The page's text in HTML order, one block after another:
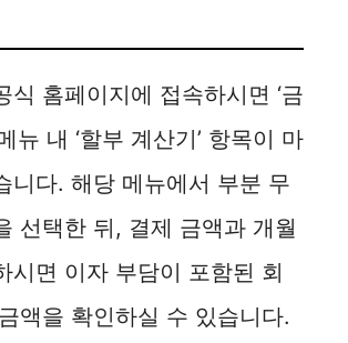
식 홈페이지에 접속하시면 ‘금
뉴 내 ‘할부 계산기’ 항목이 마
니다. 해당 메뉴에서 부분 무
선택한 뒤, 결제 금액과 개월
시면 이자 부담이 포함된 회
액을 확인하실 수 있습니다.